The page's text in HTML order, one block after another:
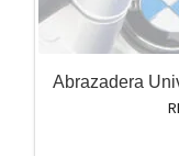
Abrazadera